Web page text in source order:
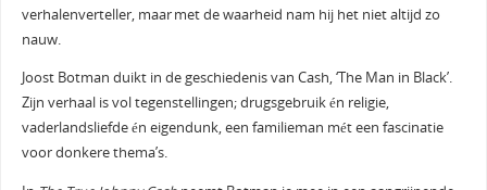
verhalenverteller, maar met de waarheid nam hij het niet altijd zo
nauw.
Joost Botman duikt in de geschiedenis van Cash, ‘The Man in Black’.
Zijn verhaal is vol tegenstellingen; drugsgebruik én religie,
vaderlandsliefde én eigendunk, een familieman mét een fascinatie
voor donkere thema’s.